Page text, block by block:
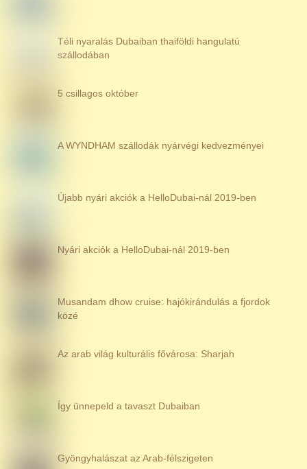
Téli nyaralás Dubaiban thaiföldi hangulatú
szállodában
5 csillagos október
A WYNDHAM szállodák nyárvégi kedvezményei
Újabb nyári akciók a HelloDubai-nál 2019-ben
Nyári akciók a HelloDubai-nál 2019-ben
Musandam dhow cruise: hajókirándulás a fjordok
közé
Az arab világ kulturális fővárosa: Sharjah
Így ünnepeld a tavaszt Dubaiban
Gyöngyhalászat az Arab-félszigeten